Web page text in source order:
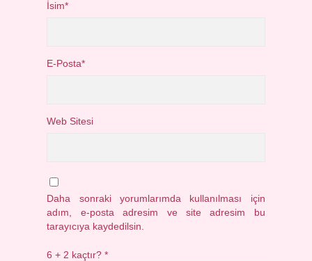
İsim*
E-Posta*
Web Sitesi
Daha sonraki yorumlarımda kullanılması için
adım, e-posta adresim ve site adresim bu
tarayıcıya kaydedilsin.
6 + 2 kaçtır?*